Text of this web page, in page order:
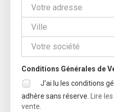
Conditions Générales de
J'ai lu les conditions
adhère sans réserve.
Lire
vente.